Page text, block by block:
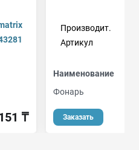
₸
Производит.
Артикул
Наименование
Фонарь
Заказать